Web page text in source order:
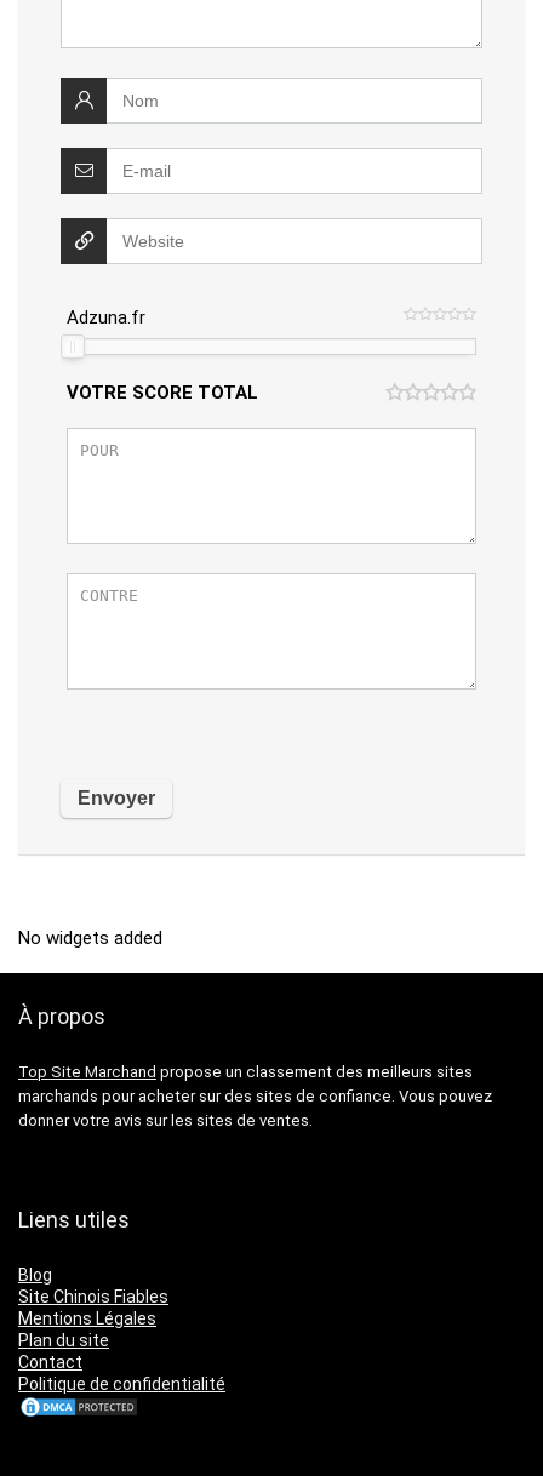
Adzuna.fr
VOTRE SCORE TOTAL
No widgets added
À propos
Top Site Marchand propose un classement des meilleurs sites
marchands pour acheter sur des sites de confiance. Vous pouvez
donner votre avis sur les sites de ventes.
Liens utiles
Blog
Site Chinois Fiables
Mentions Légales
Plan du site
Contact
Politique de confidentialité